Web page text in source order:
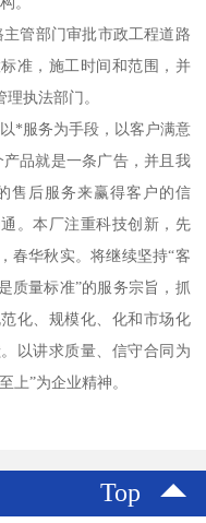
管部门审批市政工程道路
准，施工时间和范围，并
执法部门。
*服务为手段，以客户满意
品就是一条广告，并且我
售后服务来赢得客户的信
。本厂注重科技创新，先
春华秋实。将继续坚持“客
质量标准”的服务宗旨，抓
化、规模化、化和市场化
以讲求质量、信守合同为
上”为企业精神。
Top